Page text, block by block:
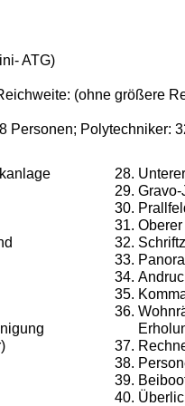
ATG)
(ohne größere
Polytechniker:
Gravo-